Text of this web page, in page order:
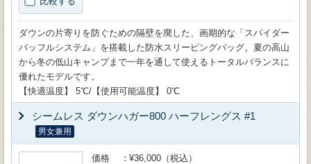
ダウンの片寄りを防ぐための隔壁を廃した、画期的な「スパイダー
バッフルシステム」を搭載した防水スリーピングバッグ。夏の高山
から冬の低山キャンプまで一年を通して使えるトータルバランスに
優れたモデルです。
【快適温度】 5℃/【使用可能温度】 0℃
シームレス ダウンハガー800 ハーフレングス #1
男女兼用
価格
¥36,000（税込）